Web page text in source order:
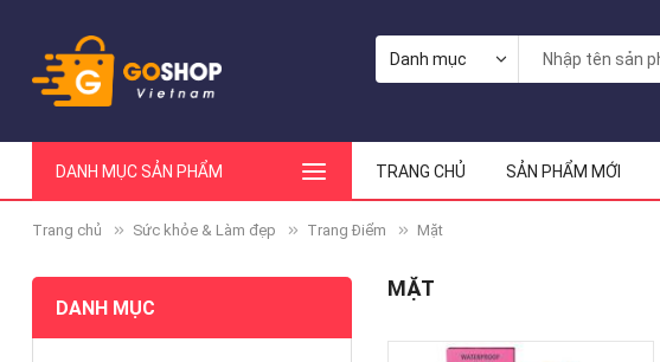
DANH MỤC SẢN PHẨM TRANG CHỦ SẢN PHẨM MỚI
Trang chủ Sức khỏe & Làm đẹp Trang Điểm Mặt
MẶT
DANH MỤC